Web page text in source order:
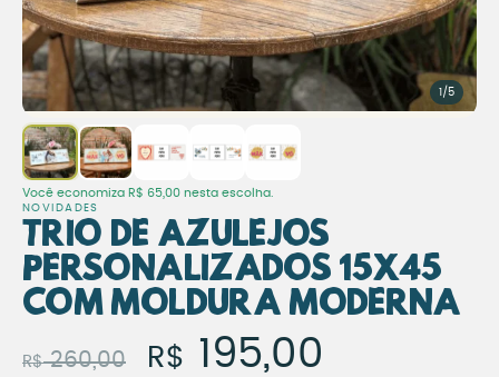
1/5
NOVIDADES
Trio de Azulejos
Personalizados 15x45
com Moldura Moderna
Trio de Azulejos
R$260,00 O preço original
R$ 195,00
Você economiza R$ 65,00 nesta escolha.